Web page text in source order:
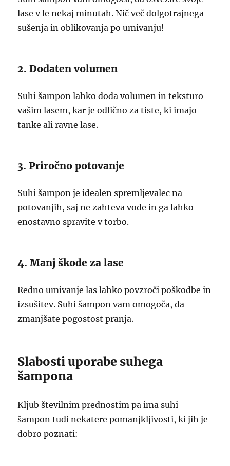
lase v le nekaj minutah. Nič več dolgotrajnega
sušenja in oblikovanja po umivanju!
2. Dodaten volumen
Suhi šampon lahko doda volumen in teksturo
vašim lasem, kar je odlično za tiste, ki imajo
tanke ali ravne lase.
3. Priročno potovanje
Suhi šampon je idealen spremljevalec na
potovanjih, saj ne zahteva vode in ga lahko
enostavno spravite v torbo.
4. Manj škode za lase
Redno umivanje las lahko povzroči poškodbe in
izsušitev. Suhi šampon vam omogoča, da
zmanjšate pogostost pranja.
Slabosti uporabe suhega
šampona
Kljub številnim prednostim pa ima suhi
šampon tudi nekatere pomanjkljivosti, ki jih je
dobro poznati: